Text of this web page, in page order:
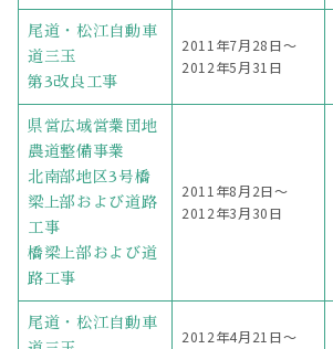
尾道・松江自動車
道三玉
第3改良工事
2011年7月28日〜
2012年5月31日
県営広域営業団地
農道整備事業
北南部地区3号橋
梁上部および道路
工事
橋梁上部および道
路工事
2011年8月2日〜
2012年3月30日
尾道・松江自動車
2012年4月21日〜